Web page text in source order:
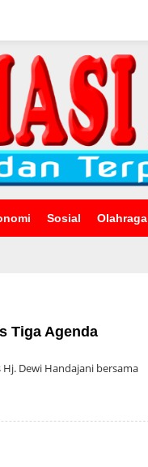
Sosial Olahraga
Tiga Agenda
Dewi Handajani bersama